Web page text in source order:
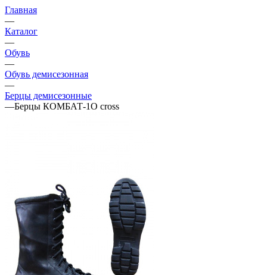
Главная
—
Каталог
—
Обувь
—
Обувь демисезонная
—
Берцы демисезонные
—Берцы КОМБАТ-1О cross